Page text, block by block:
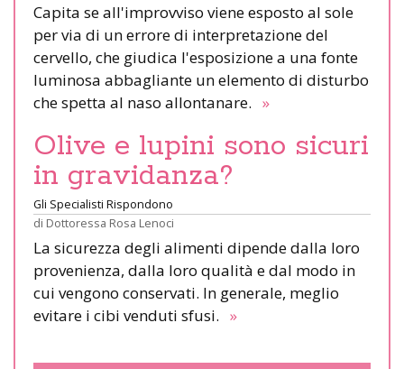
Capita se all'improvviso viene esposto al sole
per via di un errore di interpretazione del
cervello, che giudica l'esposizione a una fonte
luminosa abbagliante un elemento di disturbo
che spetta al naso allontanare. »
Olive e lupini sono sicuri
in gravidanza?
Gli Specialisti Rispondono
di Dottoressa Rosa Lenoci
La sicurezza degli alimenti dipende dalla loro
provenienza, dalla loro qualità e dal modo in
cui vengono conservati. In generale, meglio
evitare i cibi venduti sfusi. »